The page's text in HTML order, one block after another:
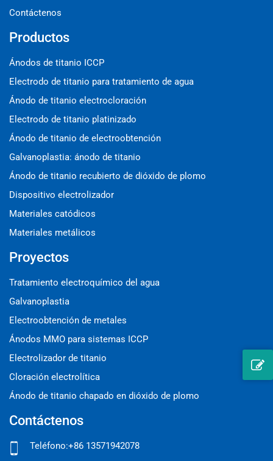
Contáctenos
Productos
Ánodos de titanio ICCP
Electrodo de titanio para tratamiento de agua
Ánodo de titanio electrocloración
Electrodo de titanio platinizado
Ánodo de titanio de electroobtención
Galvanoplastia: ánodo de titanio
Ánodo de titanio recubierto de dióxido de plomo
Dispositivo electrolizador
Materiales catódicos
Materiales metálicos
Proyectos
Tratamiento electroquímico del agua
Galvanoplastia
Electroobtención de metales
Ánodos MMO para sistemas ICCP
Electrolizador de titanio
Cloración electrolítica
Ánodo de titanio chapado en dióxido de plomo
Contáctenos
Teléfono:+86 13571942078